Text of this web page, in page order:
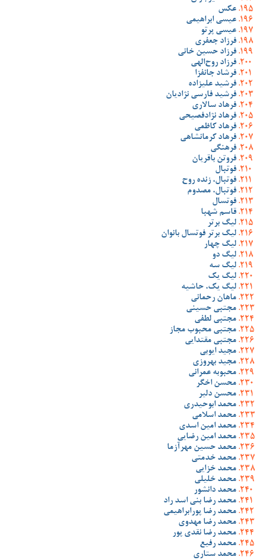
عکس
عیسی ابراهیمی
عیسی پرتو
فرزاد جعفری
فرزاد حسین خانی
فرزاد روح‌الهی
فرشاد جانفزا
فرشید علیزاده
فرشید فارسی نژادیان
فرهاد سالاری
فرهاد نژادفصیحی
فرهاد کاظمی
فرهاد کرمانشاهی
فرهنگی
فروتن باقریان
فوتبال
فوتبال، زنده روح
فوتبال، مصدوم
فوتسال
قاسم شهبا
لیگ برتر
لیگ برتر فوتسال بانوان
لیگ چهار
لیگ دو
لیگ سه
لیگ یک
لیگ یک، حاشیه
ماهان رحمانی
مجتبی حسینی
مجتبی لطفی
مجتبی محبوب مجاز
مجتبی مقتدایی
مجید ایوبی
مجید بهروزی
محبوبه عمرانی
محسن اخگر
محسن دلیر
محمد ابوحیدری
محمد اسلامی
محمد امین اسدی
محمد امین رضایی
محمد حسین مهرآزما
محمد خدمتی
محمد خزایی
محمد خلیلی
محمد دانشور
محمد رضا بنی اسد راد
محمد رضا پورابراهیمی
محمد رضا مهدوی
محمد رضا نقدی پور
محمد رفیع
محمد ستاری